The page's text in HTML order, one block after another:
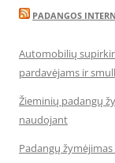
PADANGOS
Automobilių
pardavėjams ir
Žieminių padangų
naudojant
Padangų